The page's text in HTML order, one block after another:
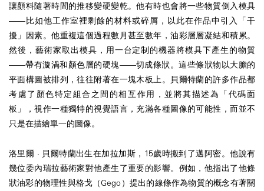
讓顏料隨著時間的推移變硬變乾。他有時也會將一些物質倒入模具
——比如他工作室裡剩餘的材料或碎屑，以此在作品中引入「干
擾」因素。他重複這個過程數月甚至數年，油彩層層凝結和積累。
然後，藝術家取出模具，用一台定制的機器將模具下產生的物質
——帶有漩渦和顏色層的硬塊——切成條狀。這些條狀物以大膽的
平面構圖被排列，往往附著在一塊木板上。貝爾特蘭的許多作品都
考慮了顏色特定組合之間的相互作用，並將其描述為「代碼面
板」，視作一種獨特的視覺語言，充滿各種圖像的可能性，而並不
只是在描繪單一的圖像。
洛里爾 · 貝爾特蘭出生在加拉加斯，15歲時搬到了邁阿密。他說有
幾位委內瑞拉藝術家對他產生了重要的影響。例如，他指出了他條
狀油彩的物理性與格戈（Gego）提出的線條作為物質的概念有著關